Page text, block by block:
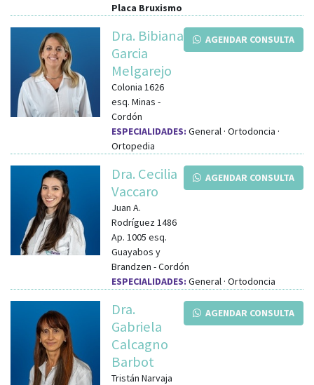
Placa Bruxismo
AGENDAR CONSULTA
Dra. Bibiana
Garcia
Melgarejo
Colonia 1626
esq. Minas -
Cordón
ESPECIALIDADES: General · Ortodoncia ·
Ortopedia
AGENDAR CONSULTA
Dra. Cecilia
Vaccaro
Juan A.
Rodríguez 1486
Ap. 1005 esq.
Guayabos y
Brandzen -Cordón
ESPECIALIDADES: General · Ortodoncia
AGENDAR CONSULTA
Dra.
Gabriela
Calcagno
Barbot
Tristán Narvaja